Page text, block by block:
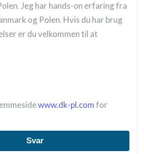
Jeg har hands-on erfaring fra
og Polen. Hvis du har brug
er du velkommen til at
www.dk-pl.comfor
Svar
vælge tilpasset indhold
gennem statistikker eller
tjenester